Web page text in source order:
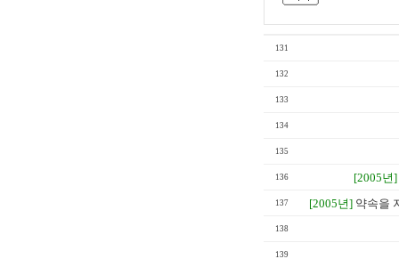
131
132
133
134
135
136 [2005년]
137 [2005년] 약속을
138
139